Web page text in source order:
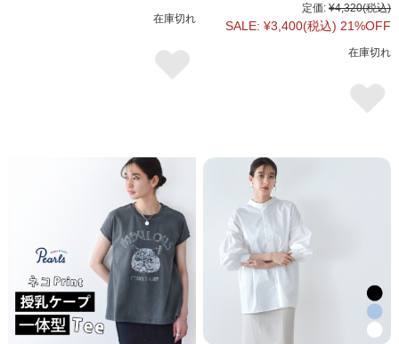
在庫切れ
定価: ¥4,320(税込)
SALE: ¥3,400(税込) 21%OFF
在庫切れ